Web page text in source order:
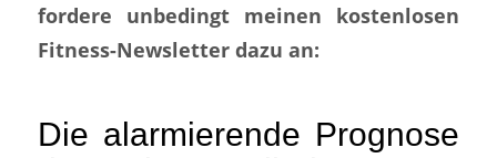
fordere unbedingt meinen kostenlosen
Fitness-Newsletter dazu an:
Die alarmierende Prognose